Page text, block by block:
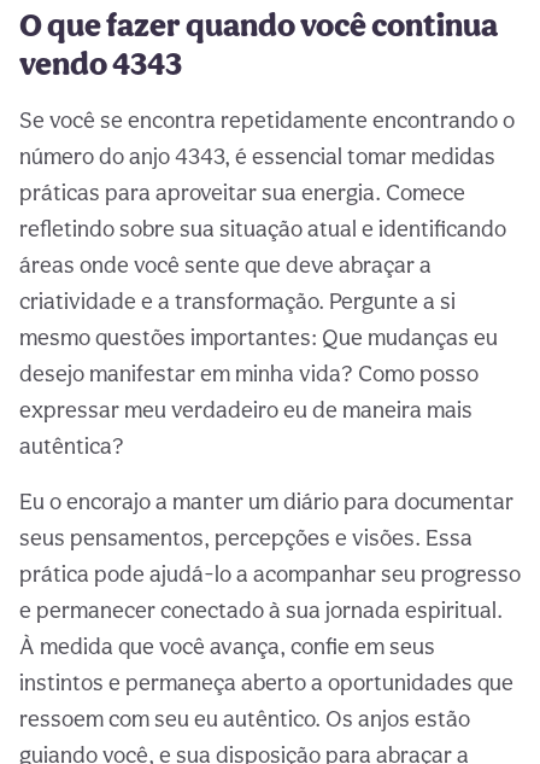
O que fazer quando você continua
vendo 4343
Se você se encontra repetidamente encontrando o
número do anjo 4343, é essencial tomar medidas
práticas para aproveitar sua energia. Comece
refletindo sobre sua situação atual e identificando
áreas onde você sente que deve abraçar a
criatividade e a transformação. Pergunte a si
mesmo questões importantes: Que mudanças eu
desejo manifestar em minha vida? Como posso
expressar meu verdadeiro eu de maneira mais
autêntica?
Eu o encorajo a manter um diário para documentar
seus pensamentos, percepções e visões. Essa
prática pode ajudá-lo a acompanhar seu progresso
e permanecer conectado à sua jornada espiritual.
À medida que você avança, confie em seus
instintos e permaneça aberto a oportunidades que
ressoem com seu eu autêntico. Os anjos estão
guiando você, e sua disposição para abraçar a